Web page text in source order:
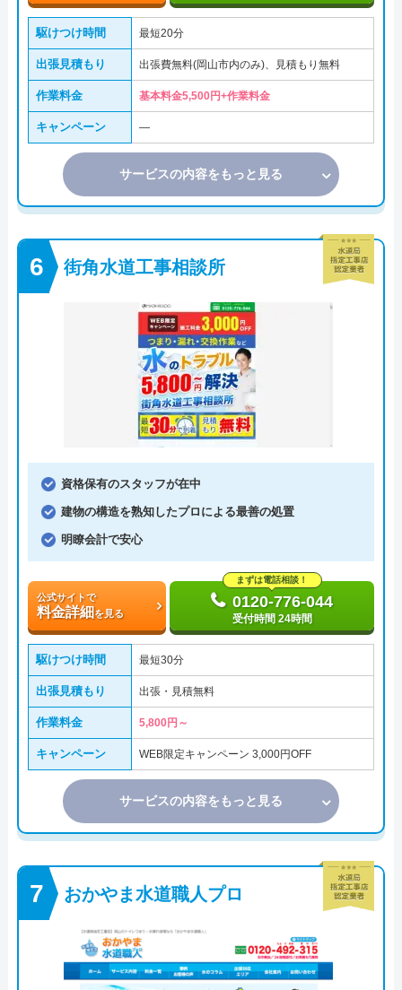
駆けつけ時間 最短20分
出張見積もり 出張費無料(岡山市内のみ)、見積もり無料
作業料金 基本料金5,500円+作業料金
キャンペーン ―
サービスの内容をもっと見る
街角水道工事相談所
資格保有のスタッフが在中
建物の構造を熟知したプロによる最善の処置
明瞭会計で安心
公式サイトで
料金詳細を見る
まずは電話相談！
0120-776-044
受付時間 24時間
駆けつけ時間 最短30分
出張見積もり 出張・見積無料
作業料金 5,800円～
キャンペーン WEB限定キャンペーン 3,000円OFF
サービスの内容をもっと見る
おかやま水道職人プロ